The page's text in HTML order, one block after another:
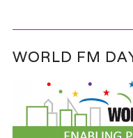
WORLD FM